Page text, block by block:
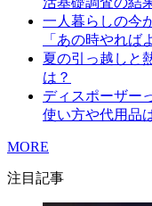
一人暮らしの今
「あの時やれ
夏の引っ越しと
は？
ディスポーザー
使い方や代用品
MORE
注目記事